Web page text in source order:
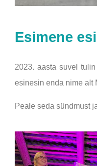
Esimene
2023. aasta suvel
esinesin enda nime alt
Peale seda sündmust